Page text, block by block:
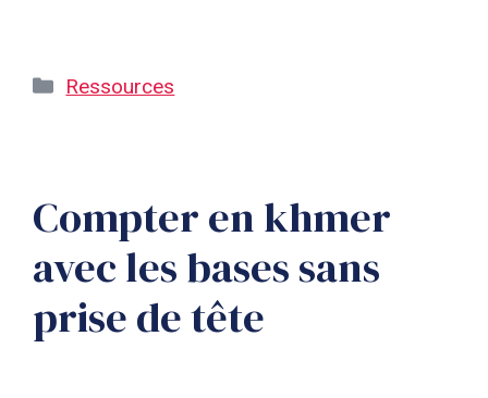
Catégories
Ressources
Compter en khmer
avec les bases sans
prise de tête